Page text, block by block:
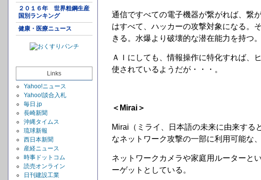
２０１６年 世界粗鋼生産
国別ランキング
健康・医療ニュース
Links
Yahoo!ニュース
Yahoo!談合入札
毎日.jp
長崎新聞
沖縄タイムス
琉球新報
西日本新聞
産経ニュース
時事ドットコム
読売オンライン
日刊建設工業
通信ですべての電子機器が繋がれば、繋
はすべて、ハッカーの攻撃対象になる。
きる。水爆より破壊的な潜在能力を持つ。
ＡＩにしても、情報操作に特化すれば、
使されているようだが・・・。
＜Mirai＞
Mirai（ミライ、日本語の未来に由来する
なネットワーク攻撃の一部に利用可能な
ネットワークカメラや家庭用ルーターと
ーゲットとしている。